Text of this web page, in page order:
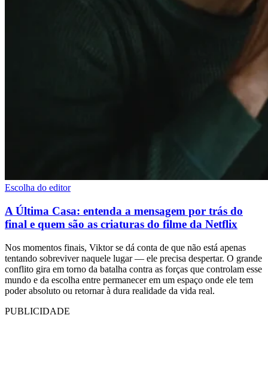
Escolha do editor
A Última Casa: entenda a mensagem por trás do
final e quem são as criaturas do filme da Netflix
Nos momentos finais, Viktor se dá conta de que não está apenas
tentando sobreviver naquele lugar — ele precisa despertar. O grande
conflito gira em torno da batalha contra as forças que controlam esse
mundo e da escolha entre permanecer em um espaço onde ele tem
poder absoluto ou retornar à dura realidade da vida real.
PUBLICIDADE